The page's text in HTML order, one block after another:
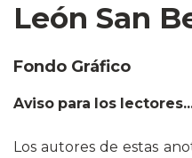
León San
Fondo Gráfico
Aviso para los
Los autores de estas